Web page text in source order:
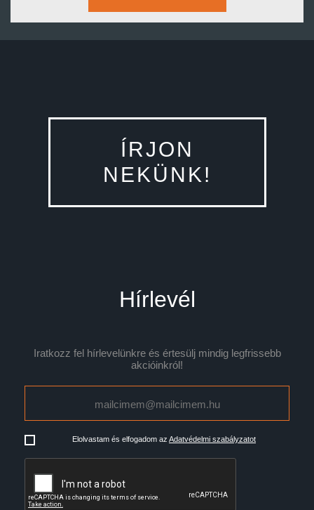
ÍRJON
NEKÜNK!
Hírlevél
Iratkozz fel hírlevelünkre és értesülj mindig legfrissebb
akcióinkról!
Elolvastam és elfogadom az Adatvédelmi szabályzatot